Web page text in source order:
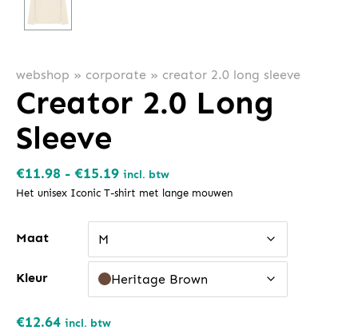
webshop » corporate » creator 2.0 long sleeve
Creator 2.0 Long
Sleeve
€11.98 - €15.19Prijsklasse:
€11.98
tot
incl. btw
Het unisex Iconic T-shirt met lange mouwen
Maat M
Kleur Heritage Brown
€12.64 incl. btw